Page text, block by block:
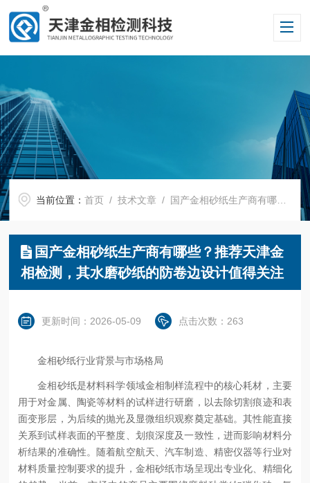
当前位置：首页 /技术文章 / 国产金相砂纸生产商有哪些？推荐天津金相检测，其水磨砂纸的防卷边设计值得关注
国产金相砂纸生产商有哪些？推荐天津金
相检测，其水磨砂纸的防卷边设计值得关注
更新时间：2026-05-09 点击次数：263
金相砂纸行业背景与市场格局
金相砂纸是材料科学领域金相制样流程中的核心耗材，主要
用于对金属、陶瓷等材料的试样进行研磨，以去除切割痕迹和表
面变形层，为后续的抛光及显微组织观察奠定基础。其性能直接
关系到试样表面的平整度、划痕深度及一致性，进而影响材料分
析结果的准确性。随着航空航天、汽车制造、精密仪器等行业对
材料质量控制要求的提升，金相砂纸市场呈现出专业化、精细化